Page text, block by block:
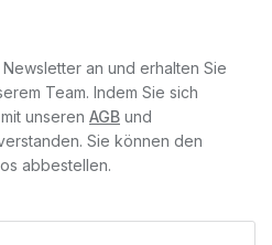
an und erhalten Sie
Team. Indem Sie sich
unseren AGB und
Sie können den
abbestellen.